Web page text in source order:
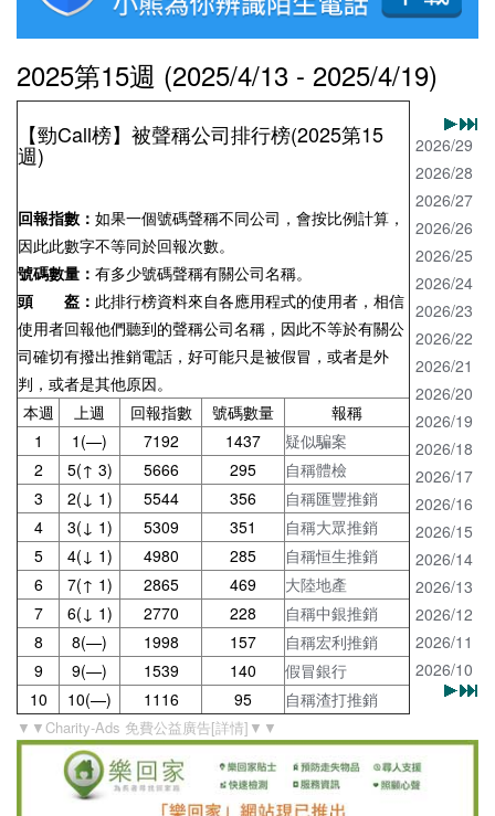
2025第15週 (2025/4/13 - 2025/4/19)
【勁Call榜】被聲稱公司排行榜(2025第15
週)
回報指數： 如果一個號碼聲稱不同公司，會按比例計算，
因此此數字不等同於回報次數。
號碼數量： 有多少號碼聲稱有關公司名稱。
頭 盔： 此排行榜資料來自各應用程式的使用者，相信
使用者回報他們聽到的聲稱公司名稱，因此不等於有關公
司確切有撥出推銷電話，好可能只是被假冒，或者是外
判，或者是其他原因。
本週
上週 回報指數 號碼數量
報稱
1
1(—) 7192 1437
疑似騙案
2
5(↑ 3) 5666 295
自稱體檢
3
2(↓ 1) 5544 356
自稱匯豐推銷
4
3(↓ 1) 5309 351
自稱大眾推銷
5
4(↓ 1) 4980 285
自稱恒生推銷
6
7(↑ 1) 2865 469
大陸地產
7
6(↓ 1) 2770 228
自稱中銀推銷
8
8(—) 1998 157
自稱宏利推銷
9
9(—) 1539 140
假冒銀行
10
10(—) 1116 95 自稱渣打推銷
2026/29
2026/28
2026/27
2026/26
2026/25
2026/24
2026/23
2026/22
2026/21
2026/20
2026/19
2026/18
2026/17
2026/16
2026/15
2026/14
2026/13
2026/12
2026/11
2026/10
▼▼Charity-Ads 免費公益廣告[詳情]▼▼